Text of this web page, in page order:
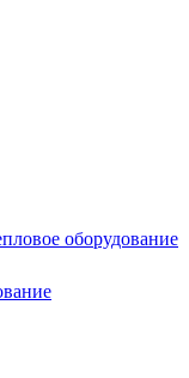
оборудование